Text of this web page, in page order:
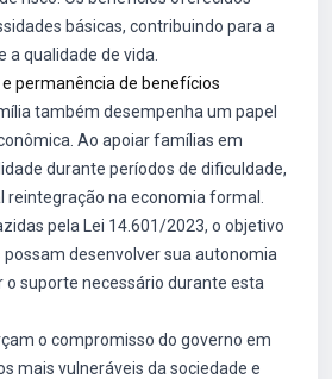
básicas, contribuindo para a
qualidade de vida.
permanência de benefícios
também desempenha um papel
Ao apoiar famílias em
durante períodos de dificuldade,
na economia formal.
pela Lei 14.601/2023, o objetivo
desenvolver sua autonomia
suporte necessário durante esta
o compromisso do governo em
mais vulneráveis da sociedade e